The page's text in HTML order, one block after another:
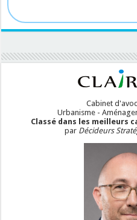
Cabinet
Urbanisme -
Classé dans les meilleurs
par Décideurs